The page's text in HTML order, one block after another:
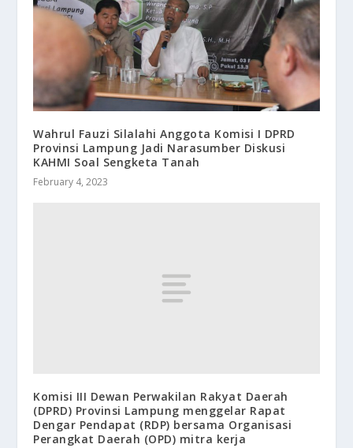
Wahrul Fauzi Silalahi Anggota Komisi I DPRD
Provinsi Lampung Jadi Narasumber Diskusi
KAHMI Soal Sengketa Tanah
February 4, 2023
Komisi III Dewan Perwakilan Rakyat Daerah
(DPRD) Provinsi Lampung menggelar Rapat
Dengar Pendapat (RDP) bersama Organisasi
Perangkat Daerah (OPD) mitra kerja